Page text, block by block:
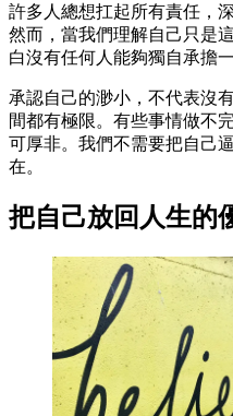
許多人總想扛起所有責任，
然而，當我們理解自己只是
白沒有任何人能夠獨自承擔一
承認自己的渺小，不代表沒
間都有極限。有些事情做不
可厚非。我們不需要把自己
在。
把自己放回人生的